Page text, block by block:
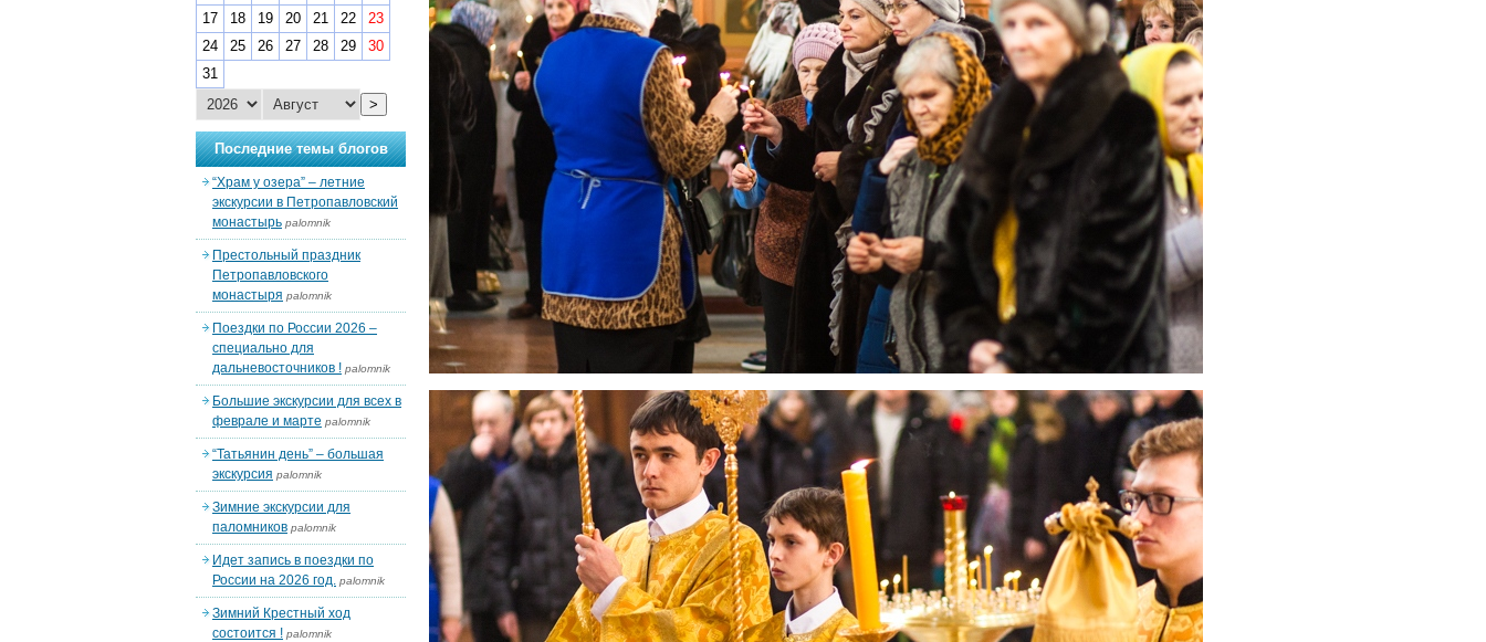
17
18 19 20 21 22
23
24
25 26 27 28 29
30
31
>
Последние темы блогов
“Храм у озера” – летние
экскурсии в Петропавловский
монастырь palomnik
Престольный праздник
Петропавловского
монастыря palomnik
Поездки по России 2026 –
специально для
дальневосточников ! palomnik
Большие экскурсии для всех в
феврале и марте palomnik
“Татьянин день” – большая
экскурсия palomnik
Зимние экскурсии для
паломников palomnik
Идет запись в поездки по
России на 2026 год. palomnik
Зимний Крестный ход
состоится ! palomnik